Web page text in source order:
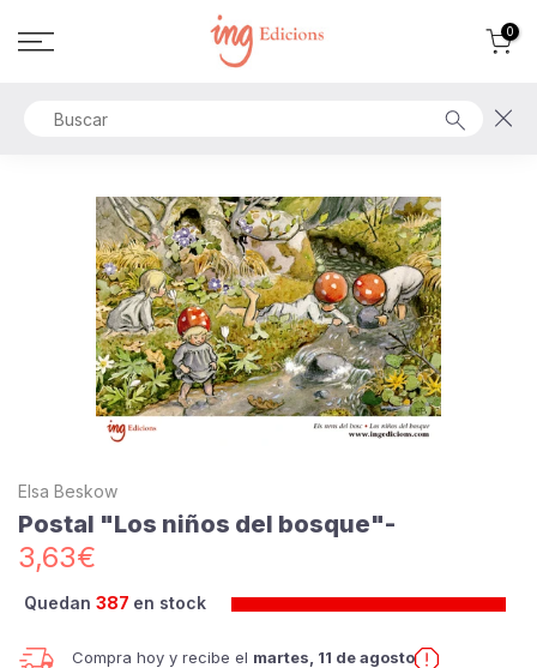
al
0
Elsa Beskow
Postal "Los niños del bosque"-
3,63€
Quedan 387 en stock
Compra hoy y recibe el martes, 11 de agosto